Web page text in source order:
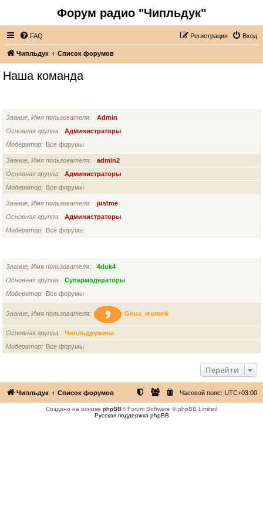
Форум радио "Чипльдук"
FAQ Вход
Регистрация
Чипльдук Список форумов
Наша команда
Звание, Имя пользователя
Admin
Основная группа
Администраторы
Модератор
Все форумы
Звание, Имя пользователя
admin2
Основная группа
Администраторы
Модератор
Все форумы
Звание, Имя пользователя
justme
Основная группа
Администраторы
Модератор
Все форумы
Звание, Имя пользователя
4duk4
Основная группа
Супермодераторы
Модератор
Все форумы
Звание, Имя пользователя Gnus_mumrik
Основная группа
Чипльдружина
Модератор
Все форумы
Перейти
Чипльдук Список форумов Часовой пояс: UTC+03:00
Создано на основе phpBB® Forum Software © phpBB Limited
Русская поддержка phpBB